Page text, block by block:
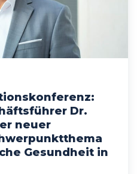
Dr.
neuer
Gesundheit in